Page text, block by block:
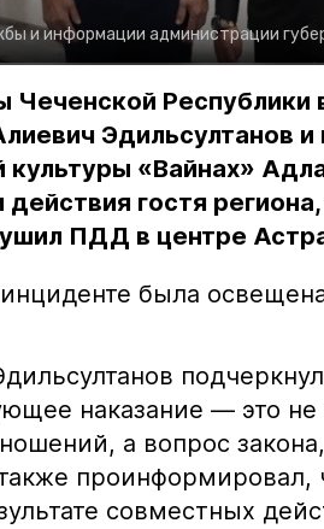
и информации администрации
Чеченской Республики
Эдильсултанов
«Вайнах»
действия гостя
ПДД в центре
была
наказание — это не
а вопрос
проинформировал,
совместных